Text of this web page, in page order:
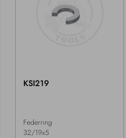
KSI219
Federring
32/19x5